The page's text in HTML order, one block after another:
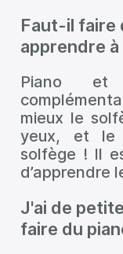
Faut-il faire
apprendre
Piano et
mieux le
yeux, et le
solfège ! Il
d’apprendre
J'ai de
faire du